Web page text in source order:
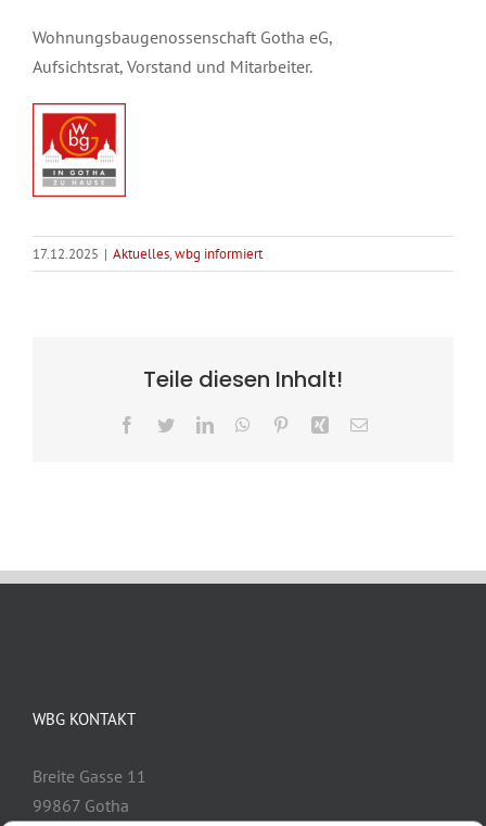
Wohnungsbaugenossenschaft Gotha eG,
Aufsichtsrat, Vorstand und Mitarbeiter.
17.12.2025 | Aktuelles,wbg informiert
Teile diesen Inhalt!
Facebook
TwitterLinkedInWhatsApp
PinterestXing E-
WBG KONTAKT
Breite Gasse 11
99867 Gotha